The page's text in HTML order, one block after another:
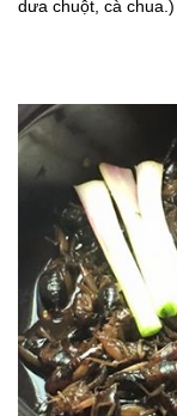
dưa chuột, cà chua.)